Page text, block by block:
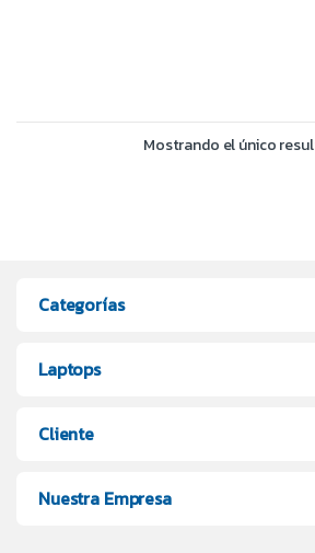
Mostrando el único
Categorías
Laptops
Cliente
Nuestra Empresa